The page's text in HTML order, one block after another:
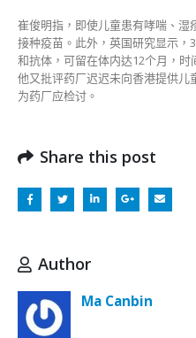
控
亦
可
接
种〉
崔俊明指，即使儿童患有哮喘、湿
接种疫苗。此外，英国研究显示，
和抗体，可留在体内达12个月，时
他又批评药厂迟迟未向香港提供儿
为药厂应检讨。
Share this post
Author
Ma Canbin